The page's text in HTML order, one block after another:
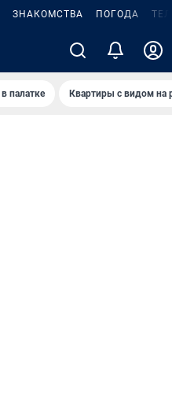
ЗНАКОМСТВА ПОГОДА
палатке Квартиры с видом на